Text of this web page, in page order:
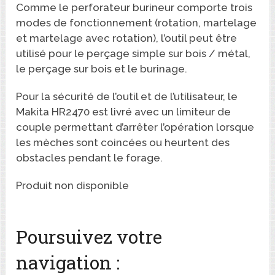
Comme le perforateur burineur comporte trois
modes de fonctionnement (rotation, martelage
et martelage avec rotation), l’outil peut être
utilisé pour le perçage simple sur bois / métal,
le perçage sur bois et le burinage.
Pour la sécurité de l’outil et de l’utilisateur, le
Makita HR2470 est livré avec un limiteur de
couple permettant d’arrêter l’opération lorsque
les mèches sont coincées ou heurtent des
obstacles pendant le forage.
Produit non disponible
Poursuivez votre
navigation :